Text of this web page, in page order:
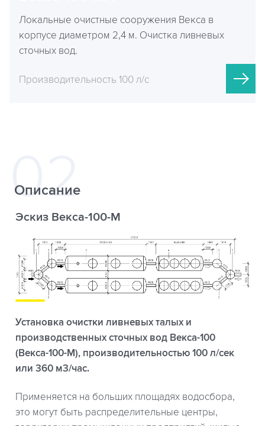
Локальные очистные сооружения Векса в
корпусе диаметром 2,4 м. Очистка ливневых
сточных вод.
Производительность 100 л/с
Описание
Эскиз Векса-100-М
Установка очистки ливневых талых и
производственных сточных вод Векса-100
(Векса-100-М), производительностью 100 л/сек
или 360 м3/час.
Применяется на больших площадях водосбора,
это могут быть распределительные центры,